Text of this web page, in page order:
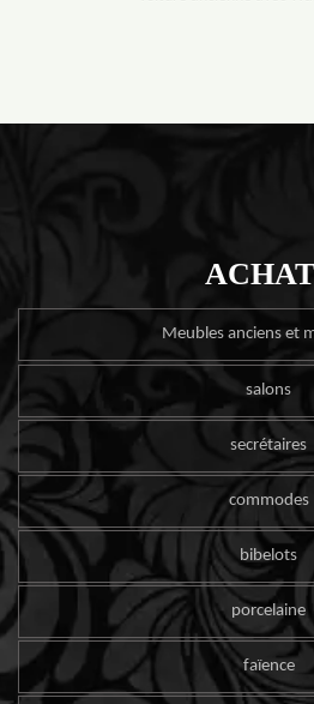
Meubles anciens et
salons
secrétaires
commodes
bibelots
porcelaine
faïence